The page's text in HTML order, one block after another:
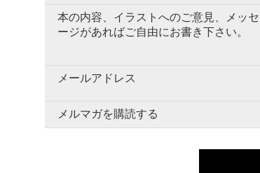
本の内容、イラストへのご意見、メッセ
ージがあればご自由にお書き下さい。
メールアドレス
メルマガを購読する